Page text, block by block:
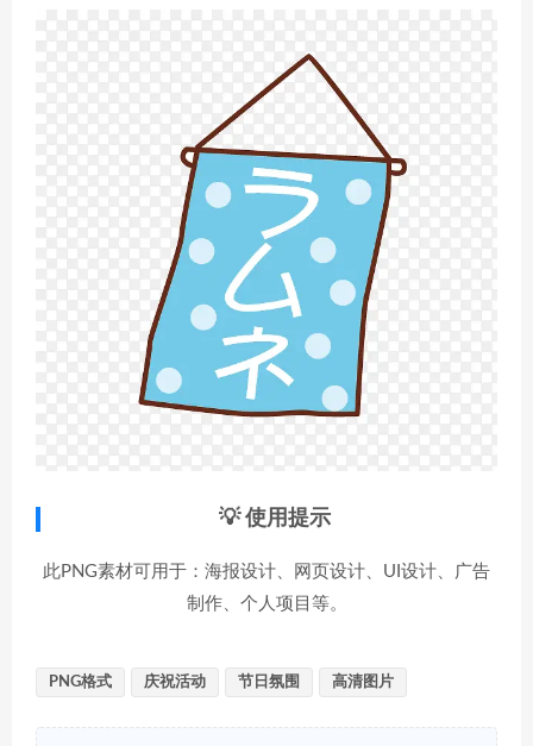
💡 使用提示
此PNG素材可用于：海报设计、网页设计、UI设计、广告
制作、个人项目等。
PNG格式 庆祝活动 节日氛围 高清图片